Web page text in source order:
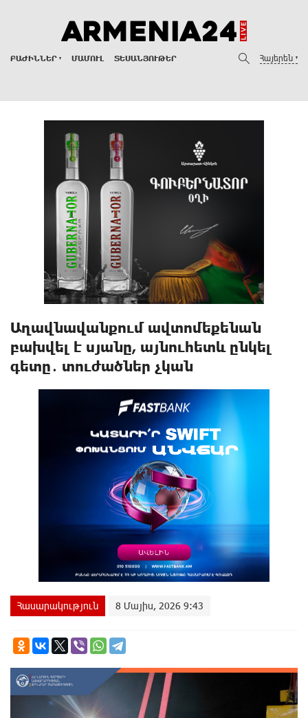
ԲԱԺԻՆՆԵՐ ՄԱՄՈՒԼ ՏԵՍԱՆՅՈՒԹԵՐ Հայերեն
Աղավնավանքում ավտոմեքենան
բախվել է սյանը, այնուհետև ընկել
գետը․ տnւժածներ չկան
Հասարակություն 8 Մայիս, 2026 9:43